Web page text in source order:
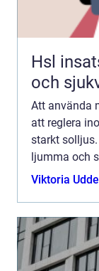
Hsl insatser så
och
Att använda
att reglera
starkt
ljumma och
en oumbärlig
Viktoria